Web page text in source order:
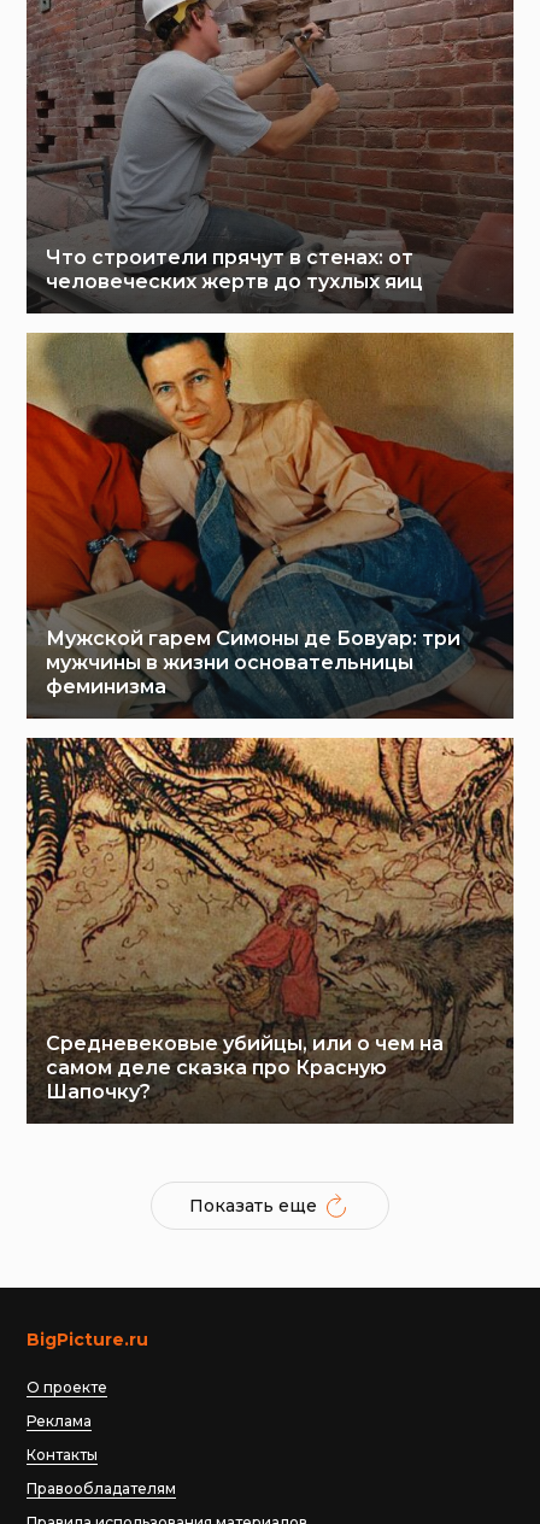
Что строители прячут в стенах: от
человеческих жертв до тухлых яиц
Мужской гарем Симоны де Бовуар: три
мужчины в жизни основательницы
феминизма
Средневековые убийцы, или о чем на
самом деле сказка про Красную
Шапочку?
Показать еще
BigPicture.ru
О проекте
Реклама
Контакты
Правообладателям